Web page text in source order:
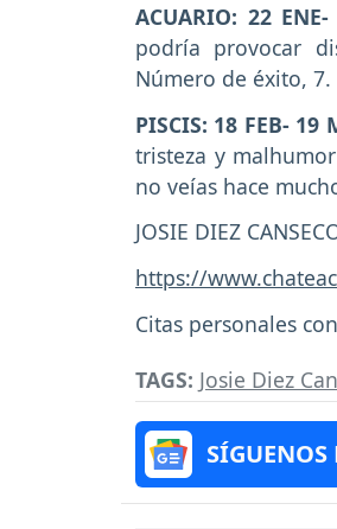
ACUARIO: 22 ENE-
podría provocar
Número de éxito, 7.
PISCIS: 18 FEB- 19
tristeza y
no veías hace
JOSIE DIEZ
https://
Citas personales
TAGS: Josie Diez
SÍGUENOS